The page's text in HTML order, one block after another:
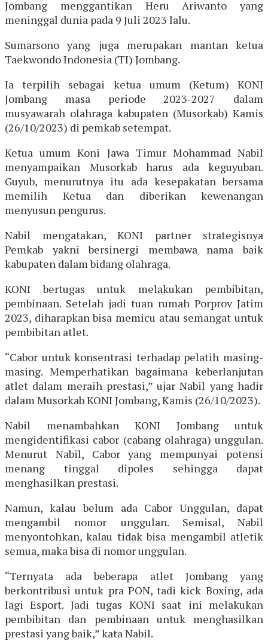
Jombang menggantikan Heru Ariwanto yang
meninggal dunia pada 9 Juli 2023 lalu.
Sumarsono yang juga merupakan mantan ketua
Taekwondo Indonesia (TI) Jombang.
Ia terpilih sebagai ketua umum (Ketum) KONI
Jombang masa periode 2023-2027 dalam
musyawarah olahraga kabupaten (Musorkab) Kamis
(26/10/2023) di pemkab setempat.
Ketua umum Koni Jawa Timur Mohammad Nabil
menyampaikan Musorkab harus ada keguyuban.
Guyub, menurutnya itu ada kesepakatan bersama
memilih Ketua dan diberikan kewenangan
menyusun pengurus.
Nabil mengatakan, KONI partner strategisnya
Pemkab yakni bersinergi membawa nama baik
kabupaten dalam bidang olahraga.
KONI bertugas untuk melakukan pembibitan,
pembinaan. Setelah jadi tuan rumah Porprov Jatim
2023, diharapkan bisa memicu atau semangat untuk
pembibitan atlet.
“Cabor untuk konsentrasi terhadap pelatih masing-
masing. Memperhatikan bagaimana keberlanjutan
atlet dalam meraih prestasi,” ujar Nabil yang hadir
dalam Musorkab KONI Jombang, Kamis (26/10/2023).
Nabil menambahkan KONI Jombang untuk
mengidentifikasi cabor (cabang olahraga) unggulan.
Menurut Nabil, Cabor yang mempunyai potensi
menang tinggal dipoles sehingga dapat
menghasilkan prestasi.
Namun, kalau belum ada Cabor Unggulan, dapat
mengambil nomor unggulan. Semisal, Nabil
menyontohkan, kalau tidak bisa mengambil atletik
semua, maka bisa di nomor unggulan.
“Ternyata ada beberapa atlet Jombang yang
berkontribusi untuk pra PON, tadi kick Boxing, ada
lagi Esport. Jadi tugas KONI saat ini melakukan
pembibitan dan pembinaan untuk menghasilkan
prestasi yang baik,” kata Nabil.